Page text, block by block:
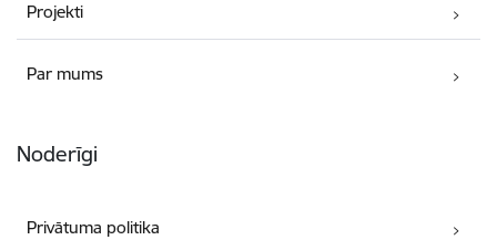
Projekti
Par mums
Noderīgi
Privātuma politika